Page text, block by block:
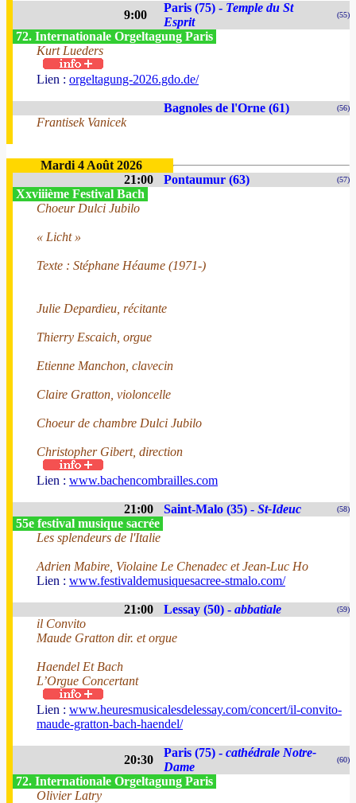
9:00
Paris (75) - Temple du St
Esprit
(55)
72. Internationale Orgeltagung Paris
Kurt Lueders
Lien : orgeltagung-2026.gdo.de/
Bagnoles de l'Orne (61) (56)
Frantisek Vanicek
Mardi 4 Août 2026
21:00
Pontaumur (63) (57)
Xxviiième Festival Bach
Choeur Dulci Jubilo
« Licht »
Texte : Stéphane Héaume (1971-)
Julie Depardieu, récitante
Thierry Escaich, orgue
Etienne Manchon, clavecin
Claire Gratton, violoncelle
Choeur de chambre Dulci Jubilo
Christopher Gibert, direction
Lien : www.bachencombrailles.com
21:00 Saint-Malo (35) - St-Ideuc (58)
55e festival musique sacrée
Les splendeurs de l'Italie
Adrien Mabire, Violaine Le Chenadec et Jean-Luc Ho
Lien : www.festivaldemusiquesacree-stmalo.com/
21:00 Lessay (50) - abbatiale (59)
il Convito
Maude Gratton dir. et orgue
Haendel Et Bach
L’Orgue Concertant
Lien : www.heuresmusicalesdelessay.com/concert/il-convito-
maude-gratton-bach-haendel/
20:30
Paris (75) - cathédrale Notre-
Dame
(60)
72. Internationale Orgeltagung Paris
Olivier Latry